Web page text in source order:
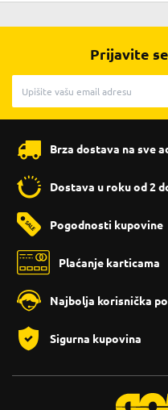
Prijavite
Brza dostava na sve
Dostava u roku od 2
Pogodnosti kupovine
Plaćanje karticama
Najbolja korisnička
Sigurna kupovina